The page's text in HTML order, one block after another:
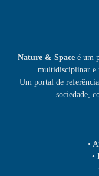
Nature & Spaceé um
multidisciplinar e
Um portal de
sociedade,
•
•